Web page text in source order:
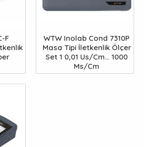
F
WTW Inolab Cond 7310P
Masa Tipi İletkenlik Ölçer
Set 1 0,01 Us/Cm... 1000
Ms/Cm